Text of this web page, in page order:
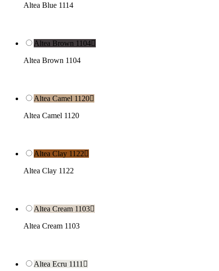
Altea Blue 1114
Altea Brown 1104
Altea Brown 1104
Altea Camel 1120
Altea Camel 1120
Altea Clay 1122
Altea Clay 1122
Altea Cream 1103
Altea Cream 1103
Altea Ecru 1111 